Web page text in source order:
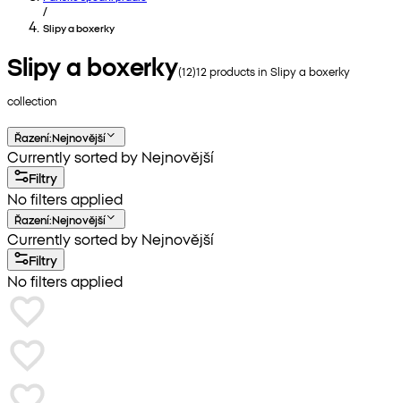
/
Slipy a boxerky
Slipy a boxerky(12)12products inSlipy a boxerky
collection
Řazení:Nejnovější
Currently sorted by Nejnovější
Filtry
No filters applied
Řazení:Nejnovější
Currently sorted by Nejnovější
Filtry
No filters applied